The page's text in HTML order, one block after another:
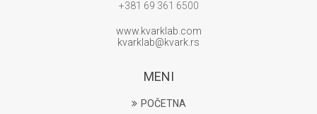
+381 69 361 6500
www.kvarklab.com
kvarklab@kvark.rs
MENI
POČETNA